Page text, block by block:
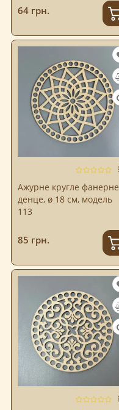
64 грн.
Ажурне кругле фанерне
денце, ø 18 см, модель
113
85 грн.